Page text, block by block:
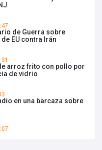
de Guerra sobre
EU contra Irán
arroz frito con pollo por
de vidrio
en una barcaza sobre